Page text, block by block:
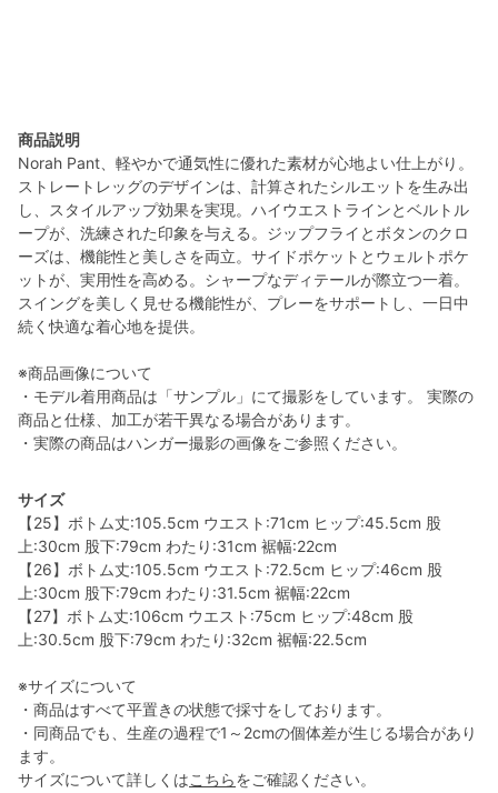
商品説明
Norah Pant、軽やかで通気性に優れた素材が心地よい仕上がり。
ストレートレッグのデザインは、計算されたシルエットを生み出
し、スタイルアップ効果を実現。ハイウエストラインとベルトル
ープが、洗練された印象を与える。ジップフライとボタンのクロ
ーズは、機能性と美しさを両立。サイドポケットとウェルトポケ
ットが、実用性を高める。シャープなディテールが際立つ一着。
スイングを美しく見せる機能性が、プレーをサポートし、一日中
続く快適な着心地を提供。
※商品画像について
・モデル着用商品は「サンプル」にて撮影をしています。 実際の
商品と仕様、加工が若干異なる場合があります。
・実際の商品はハンガー撮影の画像をご参照ください。
サイズ
【25】ボトム丈:105.5cm ウエスト:71cm ヒップ:45.5cm 股
上:30cm 股下:79cm わたり:31cm 裾幅:22cm
【26】ボトム丈:105.5cm ウエスト:72.5cm ヒップ:46cm 股
上:30cm 股下:79cm わたり:31.5cm 裾幅:22cm
【27】ボトム丈:106cm ウエスト:75cm ヒップ:48cm 股
上:30.5cm 股下:79cm わたり:32cm 裾幅:22.5cm
※サイズについて
・商品はすべて平置きの状態で採寸をしております。
・同商品でも、生産の過程で1～2cmの個体差が生じる場合があり
ます。
サイズについて詳しくはこちらをご確認ください。